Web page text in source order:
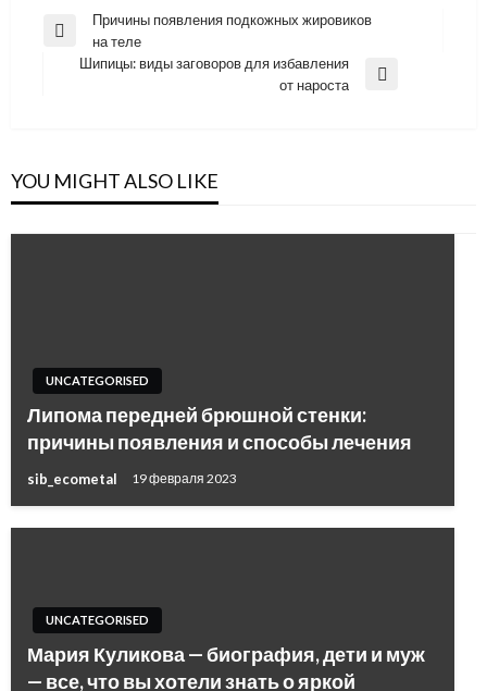
Навигация
Previous
Причины появления подкожных жировиков
на теле
Шипицы: виды заговоров для избавления
от нароста
YOU MIGHT ALSO LIKE
UNCATEGORISED
Липома передней брюшной стенки:
причины появления и способы лечения
sib_ecometal 19 февраля 2023
UNCATEGORISED
Мария Куликова — биография, дети и муж
— все, что вы хотели знать о яркой